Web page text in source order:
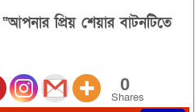
প্রিয় শেয়ার বাটনটিতে
0
Shares